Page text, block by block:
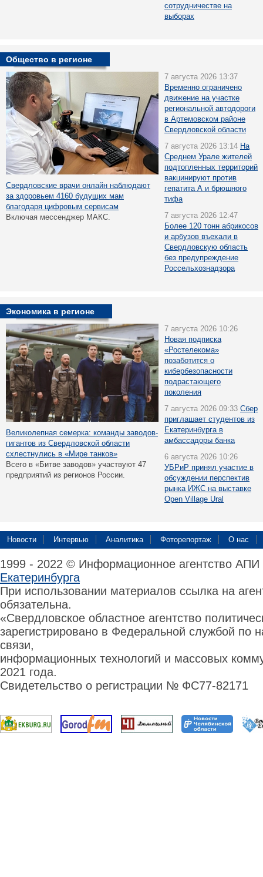
сотрудничестве на
выборах
Общество в регионе
Свердловские врачи онлайн наблюдают
за здоровьем 4160 будущих мам
благодаря цифровым сервисам
Включая мессенджер МАКС.
7 августа 2026 13:37
Временно ограничено
движение на участке
региональной автодороги
в Артемовском районе
Свердловской области
7 августа 2026 13:14 На
Среднем Урале жителей
подтопленных территорий
вакцинируют против
гепатита А и брюшного
тифа
7 августа 2026 12:47
Более 120 тонн абрикосов
и арбузов въехали в
Свердловскую область
без предупреждение
Россельхознадзора
Экономика в регионе
Великолепная семерка: команды заводов-
гигантов из Свердловской области
схлестнулись в «Мире танков»
Всего в «Битве заводов» участвуют 47
предприятий из регионов России.
7 августа 2026 10:26
Новая подписка
«Ростелекома»
позаботится о
кибербезопасности
подрастающего
поколения
7 августа 2026 09:33 Сбер
приглашает студентов из
Екатеринбурга в
амбассадоры банка
6 августа 2026 10:26
УБРиР принял участие в
обсуждении перспектив
рынка ИЖС на выставке
Open Village Ural
Новости Интервью Аналитика Фоторепортаж О нас
1999 - 2022 © Информационное агентство
Екатеринбурга
При использовании материалов ссылка на
обязательна.
«Свердловское областное агентство
зарегистрировано в Федеральной службой по
связи,
информационных технологий и массовых
2021 года.
Свидетельство о регистрации № ФС77-82171